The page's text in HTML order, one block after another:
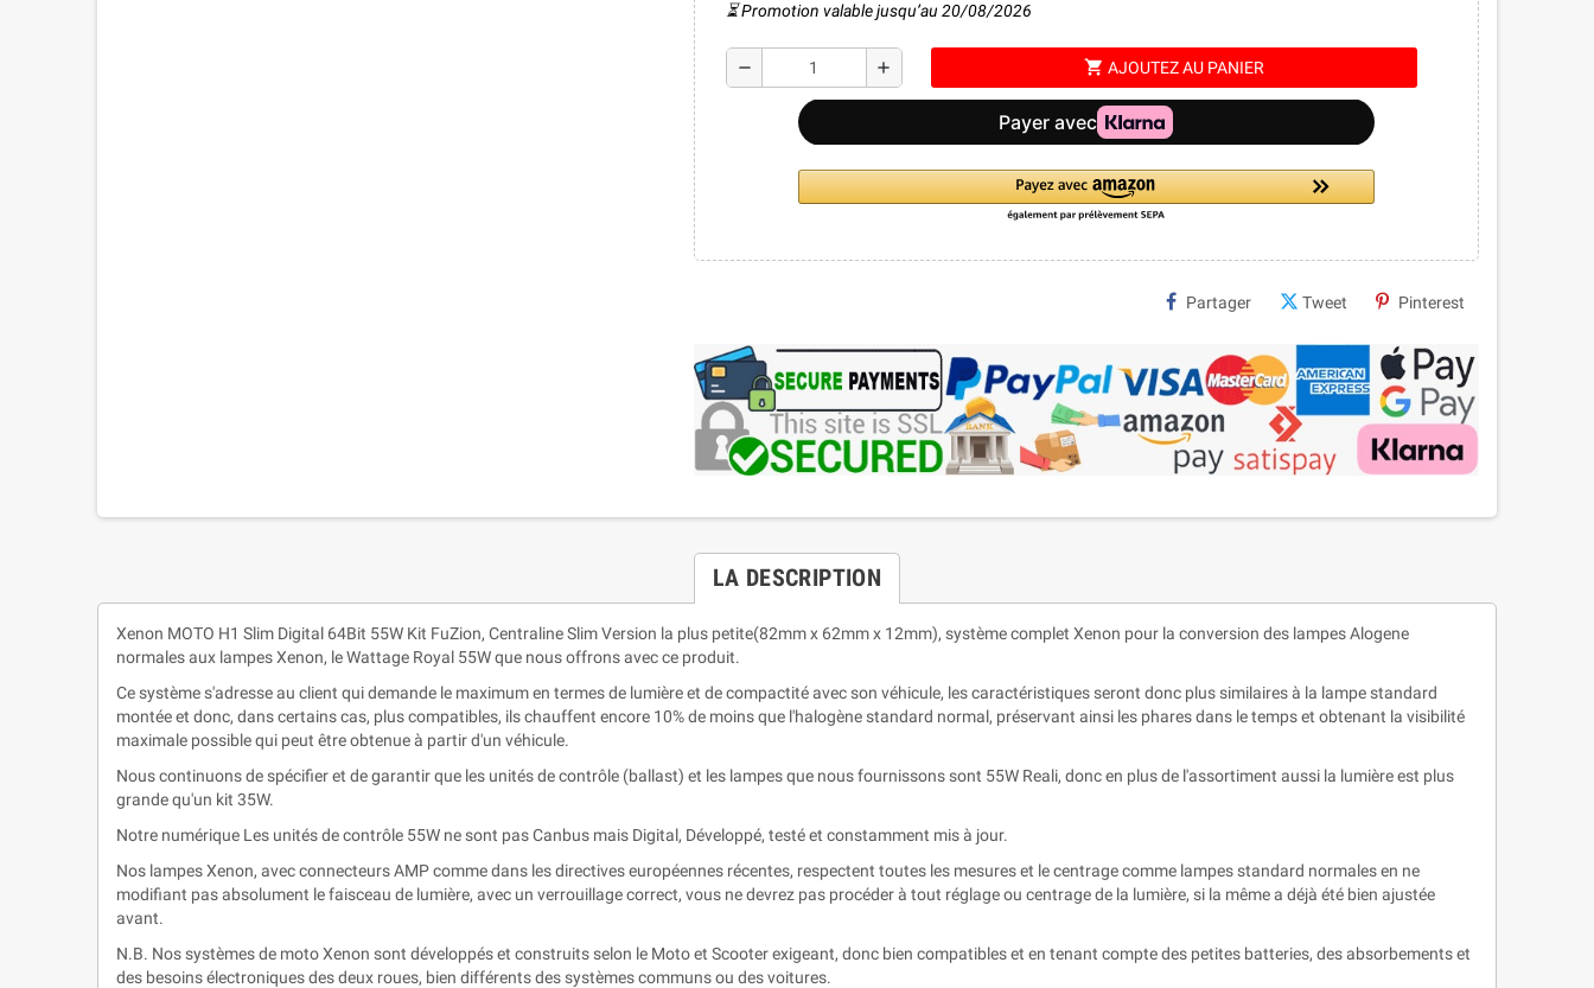
⏳ Promotion valable jusqu’au 20/08/2026
remove add shopping_cart AJOUTEZ AU PANIER
Partager Tweet Pinterest
LA DESCRIPTION
Xenon MOTO H1 Slim Digital 64Bit 55W Kit FuZion, Centraline Slim Version la plus petite(82mm x 62mm x 12mm), système complet Xenon pour la conversion des lampes Alogene
normales aux lampes Xenon, le Wattage Royal 55W que nous offrons avec ce produit.
Ce système s'adresse au client qui demande le maximum en termes de lumière et de compactité avec son véhicule, les caractéristiques seront donc plus similaires à la lampe standard
montée et donc, dans certains cas, plus compatibles, ils chauffent encore 10% de moins que l'halogène standard normal, préservant ainsi les phares dans le temps et obtenant la visibilité
maximale possible qui peut être obtenue à partir d'un véhicule.
Nous continuons de spécifier et de garantir que les unités de contrôle (ballast) et les lampes que nous fournissons sont 55W Reali, donc en plus de l'assortiment aussi la lumière est plus
grande qu'un kit 35W.
Notre numérique Les unités de contrôle 55W ne sont pas Canbus mais Digital, Développé, testé et constamment mis à jour.
Nos lampes Xenon, avec connecteurs AMP comme dans les directives européennes récentes, respectent toutes les mesures et le centrage comme lampes standard normales en ne
modifiant pas absolument le faisceau de lumière, avec un verrouillage correct, vous ne devrez pas procéder à tout réglage ou centrage de la lumière, si la même a déjà été bien ajustée
avant.
N.B. Nos systèmes de moto Xenon sont développés et construits selon le Moto et Scooter exigeant, donc bien compatibles et en tenant compte des petites batteries, des absorbements et
des besoins électroniques des deux roues, bien différents des systèmes communs ou des voitures.